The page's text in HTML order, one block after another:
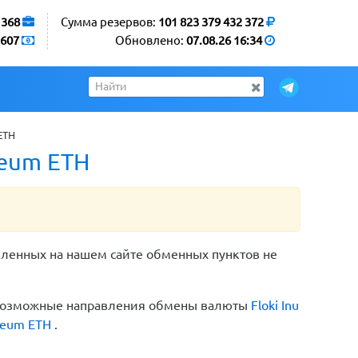
Сумма резервов: 101 823 379 432 372
Обновлено: 07.08.26 16:34
607
ETH
на нашем сайте обменных пунктов не
направления обмены валюты Floki Inu
ETH .